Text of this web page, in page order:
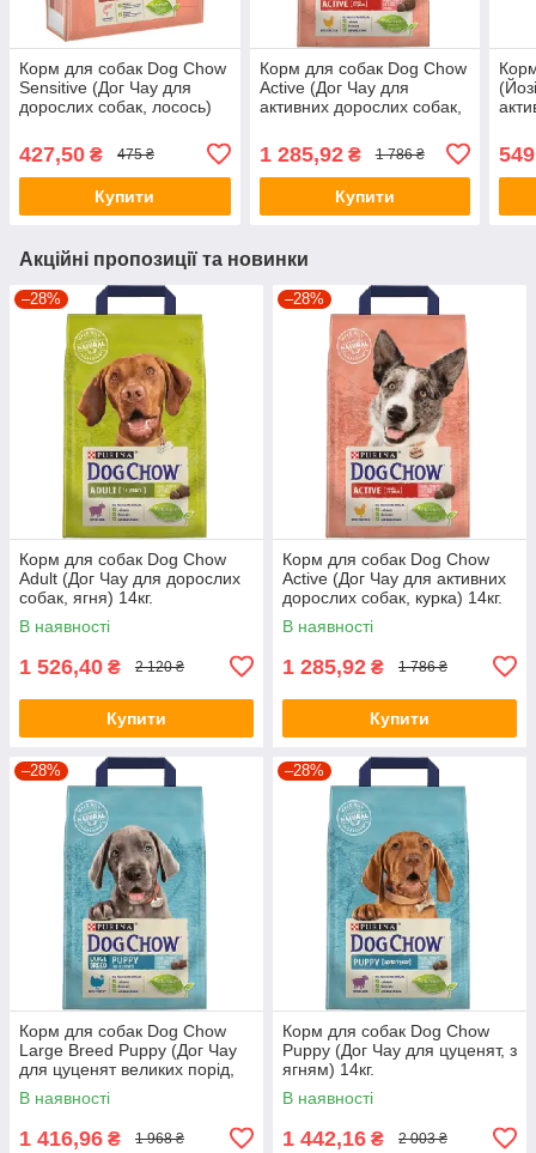
Корм для собак Dog Chow
Sensіtive (Дог Чау для
дорослих собак, лосось)
427,50 ₴ 475 ₴
Купити
Корм для собак Dog Chow
Active (Дог Чау для
активних дорослих собак,
1 285,92₴ 1 786 ₴
Купити
549
Акційні пропозиції та новинки
–28%
Корм для собак Dog Chow
Adult (Дог Чау для дорослих
собак, ягня) 14кг.
В наявності
1 526,40 ₴ 2 120 ₴
Купити
–28%
Корм для собак Dog Chow
Active (Дог Чау для активних
дорослих собак, курка) 14кг.
В наявності
1 285,92 ₴ 1 786 ₴
Купити
–28%
Корм для собак Dog Chow
Large Breed Puppy (Дог Чау
для цуценят великих порід,
індичка) 14кг.
В наявності
1 416,96 ₴ 1 968 ₴
–28%
Корм для собак Dog Chow
Puppy (Дог Чау для цуценят, з
ягням) 14кг.
В наявності
1 442,16 ₴ 2 003 ₴